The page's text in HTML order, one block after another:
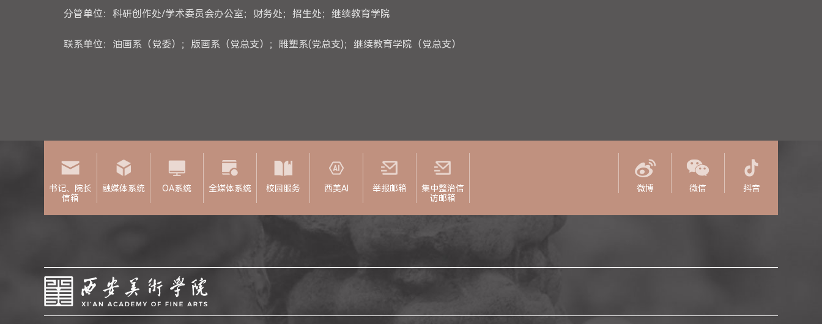
分管单位：科研创作处/学术委员会办公室；财务处；招生处；继续教育学院
联系单位：油画系（党委）；版画系（党总支）；雕塑系(党总支)；继续教育学院（党总支）
书记、院长
信箱
融媒体系统 OA系统 全媒体系统 校园服务 西美AI 举报邮箱
集中整治信
访邮箱
微博 微信 抖音